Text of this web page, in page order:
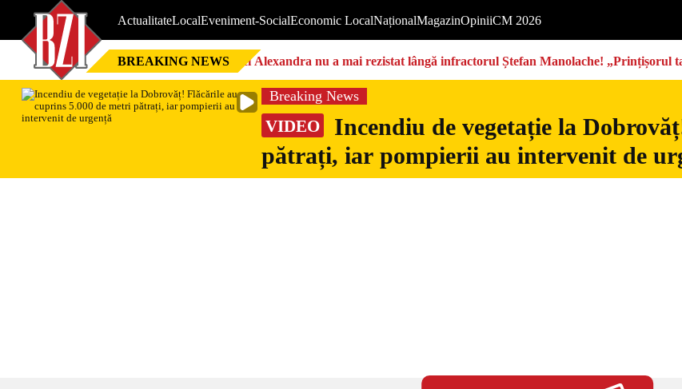
ActualitateLocalEveniment-SocialEconomic LocalNaționalMagazinOpiniiCM 2026
BREAKING NEWS Nici Alexandra nu a mai rezistat lângă infractorul Ștefan Manolache!
Breaking News
VIDEO
Incendiu de vegetație la
pătrați, iar pompierii au intervenit de